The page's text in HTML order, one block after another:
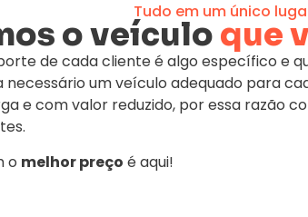
Tudo em um único
o veículo que
de cada cliente é algo específico e
um veículo adequado para
e com valor reduzido, por essa razão
o melhor preço é aqui!